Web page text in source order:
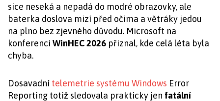
sice neseká a nepadá do modré obrazovky, ale
baterka doslova mizí před očima a větráky jedou
na plno bez zjevného důvodu. Microsoft na
konferenci WinHEC 2026 přiznal, kde celá léta byla
chyba.
Dosavadní telemetrie systému Windows Error
Reporting totiž sledovala prakticky jen fatální